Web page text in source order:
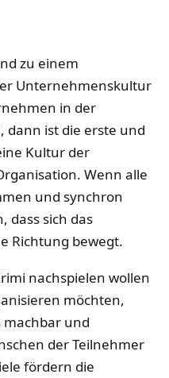
zu einem
Unternehmenskultur
in der
dann ist die erste und
Kultur der
Wenn alle
und synchron
dass sich das
Richtung bewegt.
nachspielen wollen
möchten,
machbar und
der Teilnehmer
fördern die